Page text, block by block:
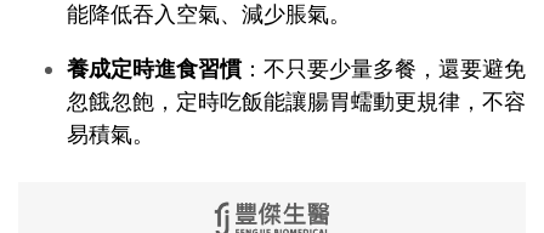
能降低吞入空氣、減少脹氣。
養成定時進食習慣：不只要少量多餐，還要避免
忽餓忽飽，定時吃飯能讓腸胃蠕動更規律，不容
易積氣。